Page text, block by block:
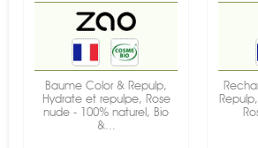
Baume Color & Repulp,
Hydrate et repulpe, Rose
nude - 100% naturel, Bio
&...